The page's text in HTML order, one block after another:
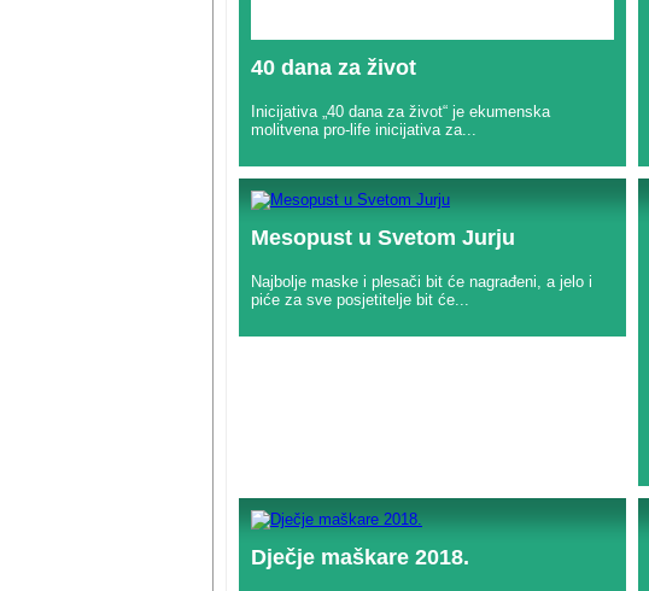
40 dana za život
Inicijativa „40 dana za život“ je ekumenska
molitvena pro-life inicijativa za...
Mesopust u Svetom Jurju
Najbolje maske i plesači bit će nagrađeni, a jelo i
piće za sve posjetitelje bit će...
Dječje maškare 2018.